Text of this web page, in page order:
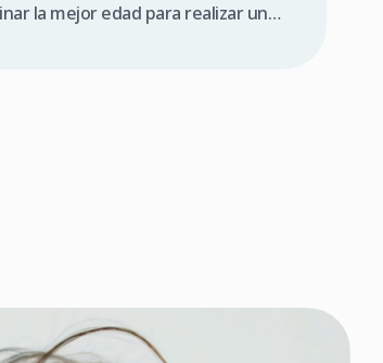
la mejor edad para realizar un